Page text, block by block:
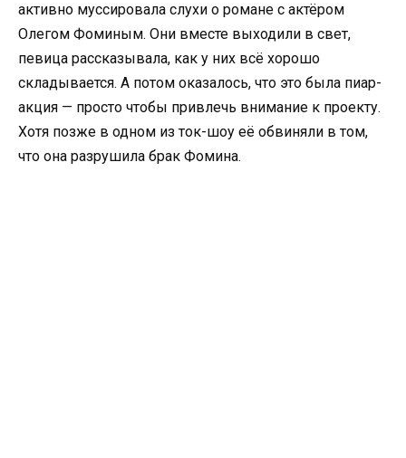
активно муссировала слухи о романе с актёром
Олегом Фоминым. Они вместе выходили в свет,
певица рассказывала, как у них всё хорошо
складывается. А потом оказалось, что это была пиар-
акция — просто чтобы привлечь внимание к проекту.
Хотя позже в одном из ток-шоу её обвиняли в том,
что она разрушила брак Фомина.